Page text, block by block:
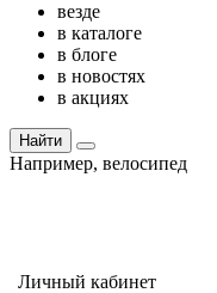
везде
в каталоге
в блоге
в новостях
в акциях
Найти
Например, велосипед
Личный кабинет